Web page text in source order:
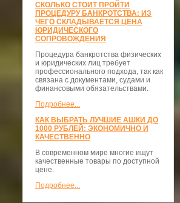
СКОЛЬКО СТОИТ ПРОЙТИ
ПРОЦЕДУРУ БАНКРОТСТВА: ИЗ
ЧЕГО СКЛАДЫВАЕТСЯ ЦЕНА
ЮРИДИЧЕСКОГО
СОПРОВОЖДЕНИЯ
Процедура банкротства физических
и юридических лиц требует
профессионального подхода, так как
связана с документами, судами и
финансовыми обязательствами.
Подробнее...
КАК ВЫБРАТЬ ЛУЧШИЕ АШКИ ДО
1000 РУБЛЕЙ: ЭКОНОМИЧНО И
КАЧЕСТВЕННО
В современном мире многие ищут
качественные товары по доступной
цене.
Подробнее...